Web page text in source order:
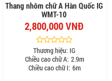
Thang nhôm chữ A Hàn Quốc IG
WMT-10
2,800,000 VNĐ
Thương hiệu: IG
Chiều cao chữ A: 2.9m
Chiều cao chữ I: 6m